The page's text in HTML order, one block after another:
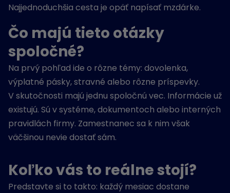
Najjednoduchšia cesta je opäť napísať mzdárke.
Čo majú tieto otázky
spoločné?
Na prvý pohľad ide o rôzne témy: dovolenka,
výplatné pásky, stravné alebo rôzne príspevky.
V skutočnosti majú jednu spoločnú vec. Informácie už
existujú. Sú v systéme, dokumentoch alebo interných
pravidlách firmy. Zamestnanec sa k nim však
väčšinou nevie dostať sám.
Koľko vás to reálne stojí?
Predstavte si to takto: každý mesiac dostane